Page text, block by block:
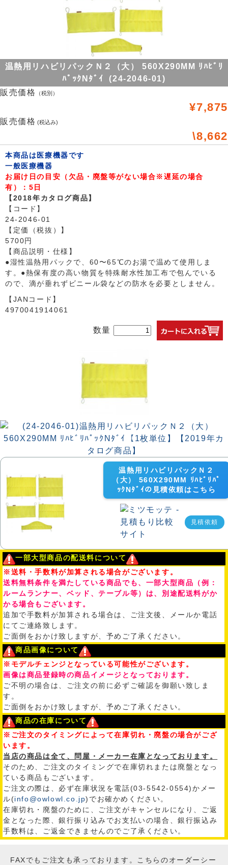
温熱用リハビリパックＮ２（大） 560X290MM ﾘﾊﾋﾞﾘ
ﾊﾟｯｸNﾀﾞｲ (24-2046-01)
販売価格
（税別）
¥7,875
販売価格 (税込み)
\8,662
本商品は医療機器です
一般医療機器
お届け日の目安（欠品・廃盤等がない場合※遅延の場合
有）：5日
【2018年カタログ商品】
【コード】
24-2046-01
【定価（税抜）】
5700円
【商品説明・仕様】
●湿性温熱用パックで、60〜65℃のお湯で温めて使用しま
す。●熱保有度の高い物質を特殊耐水性加工布で包んでいる
ので、滴が垂れずビニール袋などの防水を必要としません。
【JANコード】
4970041914061
数量
温熱用リハビリパックＮ２
（大） 560X290MM ﾘﾊﾋﾞﾘﾊﾟ
ｯｸNﾀﾞｲの見積依頼はこちら
見積依頼
一部大型商品の配送料について
※送料・手数料が加算される場合がございます。
送料無料条件を満たしている商品でも、一部大型商品（例：
ルームランナー、ベッド、テーブル等）は、別途配送料がか
かる場合もございます。
追加で手数料が加算される場合は、ご注文後、メールか電話
にてご連絡致します。
ご面倒をおかけ致しますが、予めご了承ください。
商品画像について
※モデルチェンジとなっている可能性がございます。
画像は商品登録時の商品イメージとなっております。
ご不明の場合は、ご注文の前に必ずご確認を御願い致しま
す。
ご面倒をおかけ致しますが、予めご了承ください。
商品の在庫について
※ご注文のタイミングによって在庫切れ・廃盤の場合がござ
います。
当店の商品は全て、問屋・メーカー在庫となっております。
そのため、ご注文のタイミングで在庫切れまたは廃盤となっ
ている商品もございます。
ご注文の際は、必ず在庫状況を電話(03-5542-0554)かメー
ル(info@owlowl.co.jp)でお確かめください。
在庫切れ・廃盤のために、ご注文がキャンセルになり、ご返
金となった際、銀行振り込みでお支払いの場合、銀行振込み
手数料は、ご返金できませんのでご了承ください。
FAXでもご注文も承っております。こちらのオーダーシー